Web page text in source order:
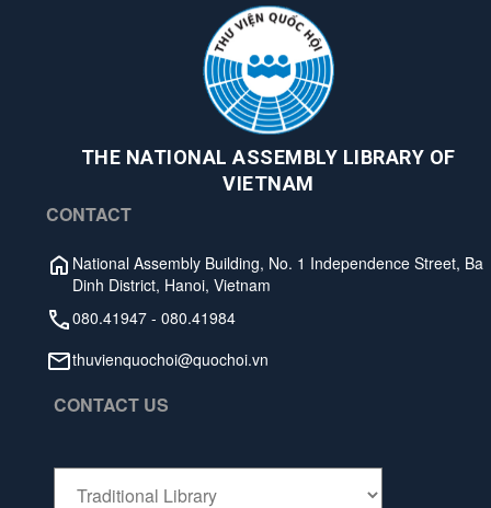
THE NATIONAL ASSEMBLY LIBRARY OF
VIETNAM
CONTACT
National Assembly Building, No. 1 Independence Street, Ba
Dinh District, Hanoi, Vietnam
080.41947 - 080.41984
thuvienquochoi@quochoi.vn
CONTACT US